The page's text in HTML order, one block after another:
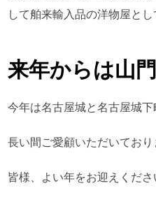
して舶来輸入品の洋物屋と
来年からは山
今年は名古屋城と名古屋城下
長い間ご愛顧いただいてお
皆様、よい年をお迎えくださ